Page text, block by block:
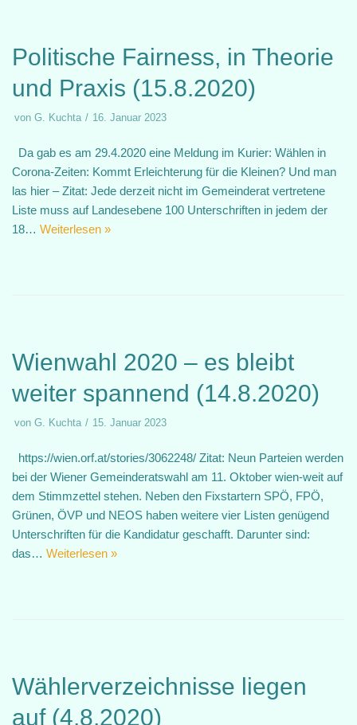
Politische Fairness, in Theorie
und Praxis (15.8.2020)
von G. Kuchta 16. Januar 2023
Da gab es am 29.4.2020 eine Meldung im Kurier: Wählen in
Corona-Zeiten: Kommt Erleichterung für die Kleinen? Und man
las hier – Zitat: Jede derzeit nicht im Gemeinderat vertretene
Liste muss auf Landesebene 100 Unterschriften in jedem der
18… Weiterlesen »
Wienwahl 2020 – es bleibt
weiter spannend (14.8.2020)
von G. Kuchta 15. Januar 2023
https://wien.orf.at/stories/3062248/ Zitat: Neun Parteien werden
bei der Wiener Gemeinderatswahl am 11. Oktober wien-weit auf
dem Stimmzettel stehen. Neben den Fixstartern SPÖ, FPÖ,
Grünen, ÖVP und NEOS haben weitere vier Listen genügend
Unterschriften für die Kandidatur geschafft. Darunter sind:
das… Weiterlesen »
Wählerverzeichnisse liegen
auf (4.8.2020)